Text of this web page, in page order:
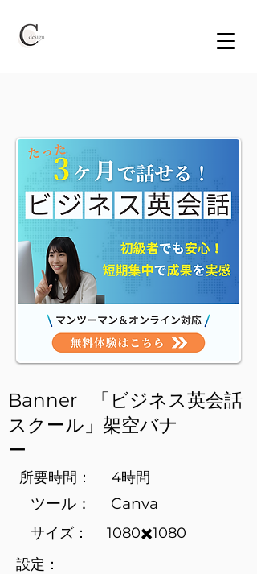
Banner 「ビジネス英会話
スクール」架空バナ
ー
所要時間： 4時間
​ツール： Canva
サイズ： 1080✖️1080
設定：